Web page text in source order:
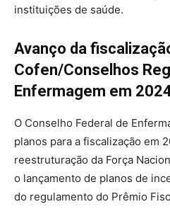
instituições de saúde.
Avanço da
Cofen/Conselhos
Enfermagem em
O Conselho Federal de
planos para a fiscalização em
reestruturação da Força
o lançamento de planos de
do regulamento do Prêmio